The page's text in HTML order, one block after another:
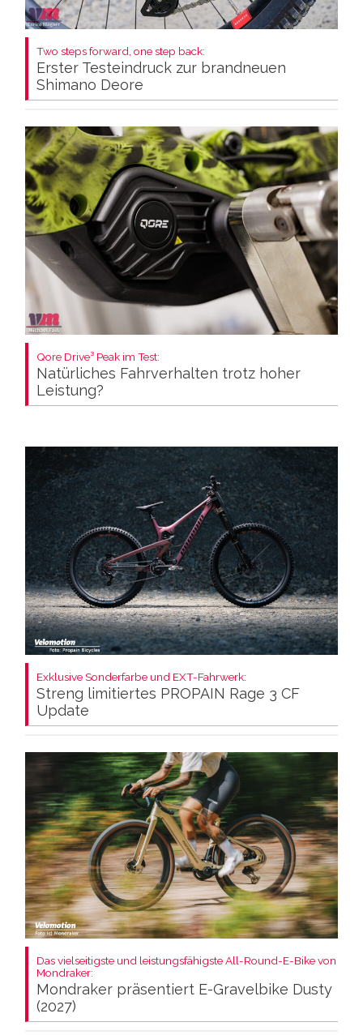
Two steps forward, one step back:
Erster Testeindruck zur brandneuen
Shimano Deore
Qore Drive³ Peak im Test:
Natürliches Fahrverhalten trotz hoher
Leistung?
Exklusive Sonderfarbe und EXT-Fahrwerk:
Streng limitiertes PROPAIN Rage 3 CF
Update
Das vielseitigste und leistungsfähigste All-Round-E-Bike von
Mondraker:
Mondraker präsentiert E-Gravelbike Dusty
(2027)